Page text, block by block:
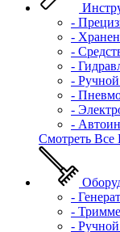
-
-
-
-
-
-
-
-
Смотреть
-
-
-